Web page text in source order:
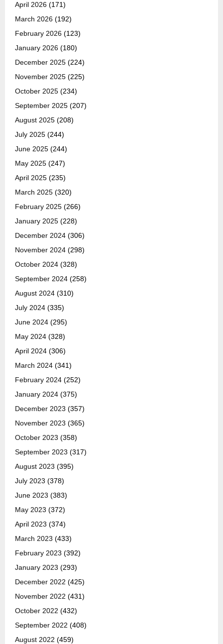
April 2026 (171)
March 2026 (192)
February 2026 (123)
January 2026 (180)
December 2025 (224)
November 2025 (225)
October 2025 (234)
September 2025 (207)
August 2025 (208)
July 2025 (244)
June 2025 (244)
May 2025 (247)
April 2025 (235)
March 2025 (320)
February 2025 (266)
January 2025 (228)
December 2024 (306)
November 2024 (298)
October 2024 (328)
September 2024 (258)
August 2024 (310)
July 2024 (335)
June 2024 (295)
May 2024 (328)
April 2024 (306)
March 2024 (341)
February 2024 (252)
January 2024 (375)
December 2023 (357)
November 2023 (365)
October 2023 (358)
September 2023 (317)
August 2023 (395)
July 2023 (378)
June 2023 (383)
May 2023 (372)
April 2023 (374)
March 2023 (433)
February 2023 (392)
January 2023 (293)
December 2022 (425)
November 2022 (431)
October 2022 (432)
September 2022 (408)
August 2022 (459)